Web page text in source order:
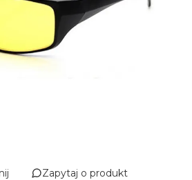
Zapytaj o produkt